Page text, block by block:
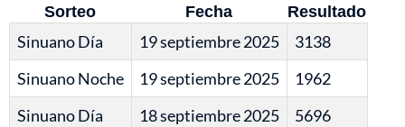
Sorteo Fecha
Resultado
Sinuano Día
19 septiembre 2025
3138
Sinuano Noche
19 septiembre 2025
1962
Sinuano Día
18 septiembre 2025
5696